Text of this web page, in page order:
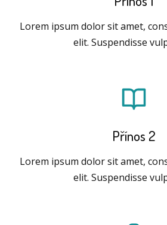
Lorem ipsum dolor sit amet,
elit. Suspendisse
Přínos 2
Lorem ipsum dolor sit amet,
elit. Suspendisse